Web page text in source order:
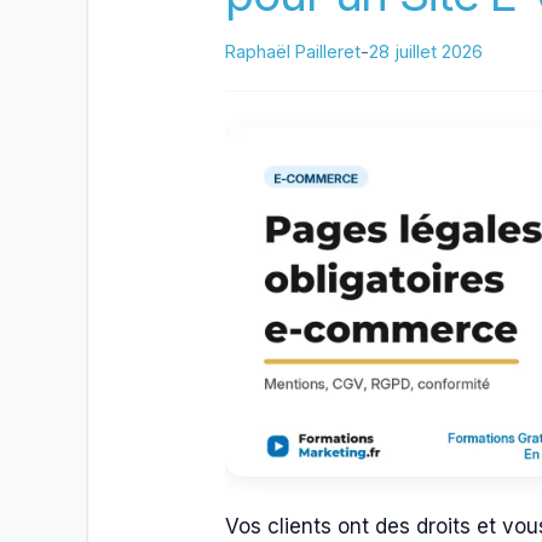
Raphaël Pailleret-28 juillet 2026
Vos clients ont des droits et